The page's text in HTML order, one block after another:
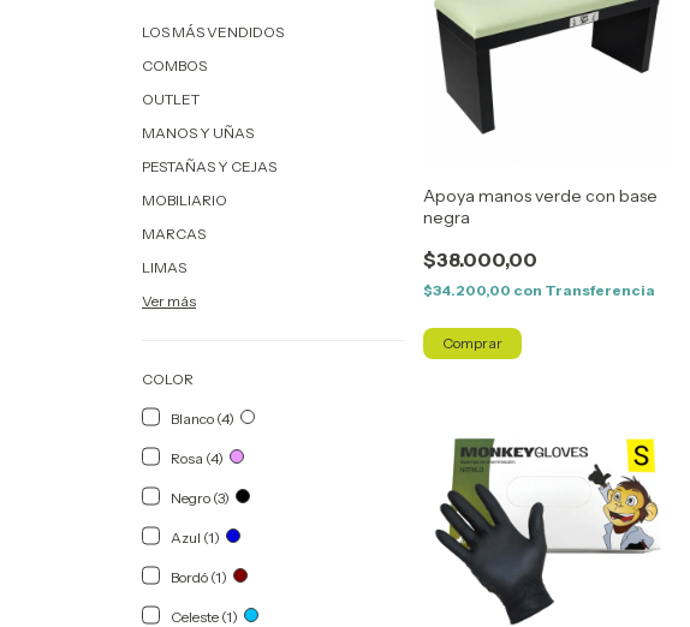
LOS MÁS VENDIDOS
COMBOS
OUTLET
MANOS Y UÑAS
PESTAÑAS Y CEJAS
MOBILIARIO
MARCAS
LIMAS
Ver más
COLOR
Blanco (4)
Rosa (4)
Negro (3)
Azul (1)
Bordó (1)
Celeste (1)
Apoya manos verde con base
negra
$38.000,00
$34.200,00 con Transferencia